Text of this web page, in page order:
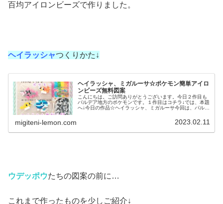
百均アイロンビーズで作りました。
ヘイラッシャつくりかた↓
ヘイラッシャ、ミガルーサ☆ポケモン簡単アイロ
ンビーズ無料図案
こんにちは。ご訪問ありがとうございます。今日２作目も
パルデア地方のポケモンです。１作目はコチラ↓では、本題
へ↓今日の作品☆ヘイラッシャ、ミガルーサ今回は、パルデ
migiteni-lemon.com 2023.02.11
ウデッポウたちの図案の前に…
これまで作ったものを少しご紹介↓